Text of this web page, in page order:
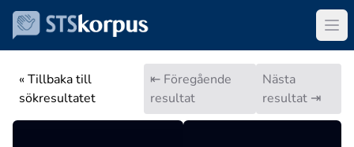
« Tillbaka till
sökresultatet
⇤ Föregående
resultat
Nästa
resultat ⇥